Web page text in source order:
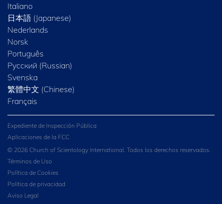
Italiano
日本語 (Japanese)
Nederlands
Norsk
Português
Русский (Russian)
Svenska
繁體中文 (Chinese)
Français
Expediente de Inspección Pública
Aplicaciones de la FCC
© 2026 Church of Scientology International. Todos los derechos reservados.
Términos de Uso
Política de Cookies
Política de privacidad
Aviso Legal